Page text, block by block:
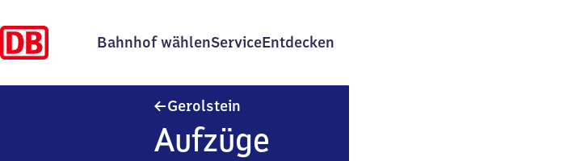
Bahnhof wählenServiceEntdecken
Gerolstein
Aufzüge